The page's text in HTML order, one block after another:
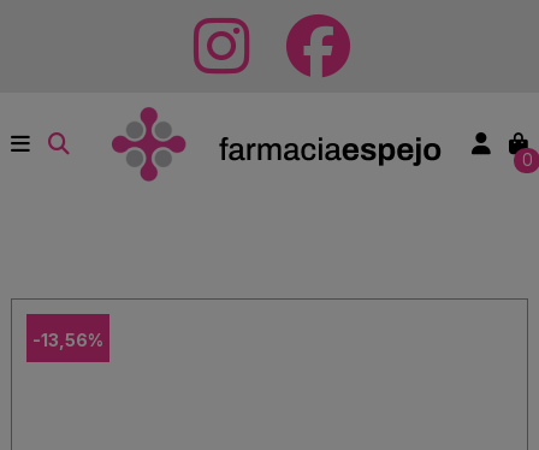
0
-13,56%